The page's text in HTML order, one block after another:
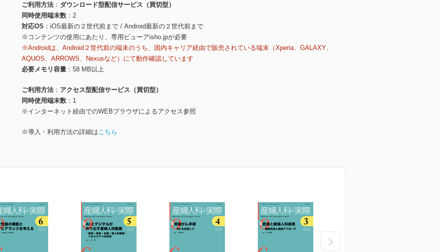
ご利用方法
ダウンロード型配信サービス（買切型）
同時使用端末数
2
対応OS
iOS最新の２世代前まで / Android最新の２世代前まで
※コンテンツの使用にあたり、専用ビューアisho.jpが必要
※Androidは、Android２世代前の端末のうち、国内キャリア経由で販売されている端末（Xperia、GALAXY、
AQUOS、ARROWS、Nexusなど）にて動作確認しています
必要メモリ容量
58 MB以上
ご利用方法
アクセス型配信サービス（買切型）
同時使用端末数
1
※インターネット経由でのWEBブラウザによるアクセス参照
※導入・利用方法の詳細はこちら